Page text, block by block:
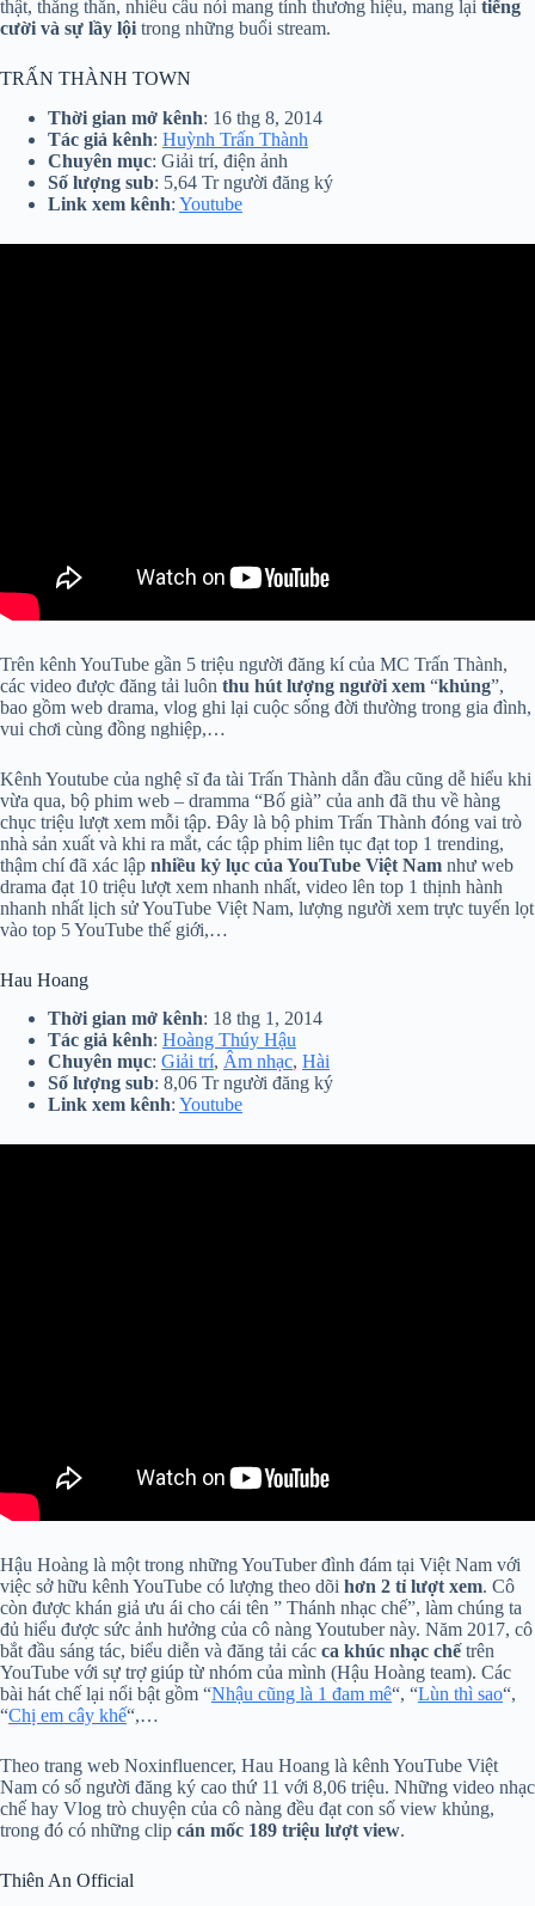
thật, thẳng thắn, nhiều câu nói mang tính thương hiệu, mang lại tiếng
cười và sự lầy lội trong những buổi stream.
TRẤN THÀNH TOWN
Thời gian mở kênh: 16 thg 8, 2014
Tác giả kênh: Huỳnh Trấn Thành
Chuyên mục: Giải trí, điện ảnh
Số lượng sub: 5,64 Tr người đăng ký
Link xem kênh: Youtube
Trên kênh YouTube gần 5 triệu người đăng kí của MC Trấn Thành,
các video được đăng tải luôn thu hút lượng người xem “khủng”,
bao gồm web drama, vlog ghi lại cuộc sống đời thường trong gia đình,
vui chơi cùng đồng nghiệp,…
Kênh Youtube của nghệ sĩ đa tài Trấn Thành dẫn đầu cũng dễ hiểu khi
vừa qua, bộ phim web – dramma “Bố già” của anh đã thu về hàng
chục triệu lượt xem mỗi tập. Đây là bộ phim Trấn Thành đóng vai trò
nhà sản xuất và khi ra mắt, các tập phim liên tục đạt top 1 trending,
thậm chí đã xác lập nhiều kỷ lục của YouTube Việt Nam như web
drama đạt 10 triệu lượt xem nhanh nhất, video lên top 1 thịnh hành
nhanh nhất lịch sử YouTube Việt Nam, lượng người xem trực tuyến lọt
vào top 5 YouTube thế giới,…
Hau Hoang
Thời gian mở kênh: 18 thg 1, 2014
Tác giả kênh: Hoàng Thúy Hậu
Chuyên mục: Giải trí, Âm nhạc, Hài
Số lượng sub: 8,06 Tr người đăng ký
Link xem kênh: Youtube
Hậu Hoàng là một trong những YouTuber đình đám tại Việt Nam với
việc sở hữu kênh YouTube có lượng theo dõi hơn 2 tỉ lượt xem. Cô
còn được khán giả ưu ái cho cái tên ” Thánh nhạc chế”, làm chúng ta
đủ hiểu được sức ảnh hưởng của cô nàng Youtuber này. Năm 2017, cô
bắt đầu sáng tác, biểu diễn và đăng tải các ca khúc nhạc chếtrên
YouTube với sự trợ giúp từ nhóm của mình (Hậu Hoàng team). Các
bài hát chế lại nổi bật gồm “Nhậu cũng là 1 đam mê“, “Lùn thì sao“,
“Chị em cây khế“,…
Theo trang web Noxinfluencer, Hau Hoang là kênh YouTube Việt
Nam có số người đăng ký cao thứ 11 với 8,06 triệu. Những video nhạc
chế hay Vlog trò chuyện của cô nàng đều đạt con số view khủng,
trong đó có những clip cán mốc 189 triệu lượt view.
Thiên An Official